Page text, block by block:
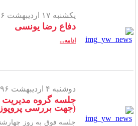
یکشنبه ۱۷ اردیبهشت ۱۳۹۶ -
دفاع رضا یونسی
ادامه...
دوشنبه ۴ اردیبهشت ۱۳۹۶ -
جلسه گروه مدیریت
(جهت بررسی پروپوزالها)